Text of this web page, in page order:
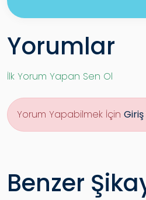
Yorumlar
İlk Yorum Yapan Sen Ol
Yorum Yapabilmek İçin
Benzer